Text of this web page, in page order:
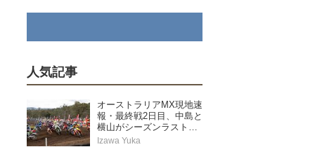
人気記事
オーストラリアMX現地速
報・最終戦2日目、中島と
横山がシーズンラストレ
ースを走り切る
Izawa Yuka